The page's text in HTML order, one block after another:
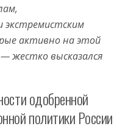
экстремистским
активно на этой
жестко высказался
одобренной
политики России